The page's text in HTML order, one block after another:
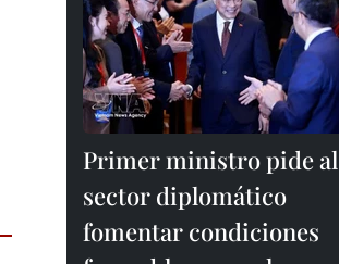
Primer ministro pide al
sector diplomático
fomentar condiciones